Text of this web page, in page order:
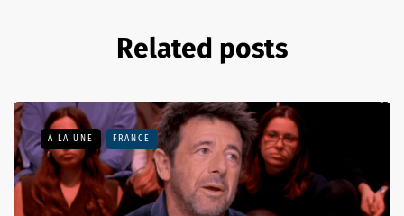
Related posts
A LA UNE FRANCE